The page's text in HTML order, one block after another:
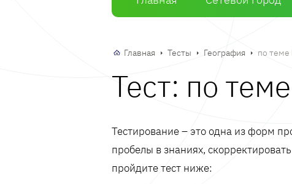
Главная Тесты География по теме
Тест: по
Тестирование – это одна из форм
пробелы в знаниях,
пройдите тест ниже: